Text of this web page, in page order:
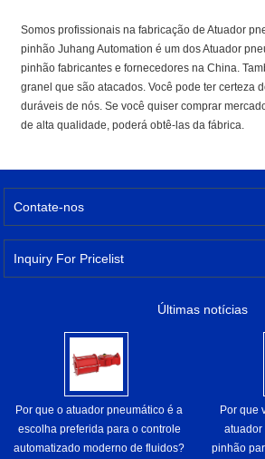
Somos profissionais na fabricação de Atuador
pinhão Juhang Automation é um dos Atuador
pinhão fabricantes e fornecedores na China.
granel que são atacados. Você pode ter certeza
duráveis ​​de nós. Se você quiser comprar
de alta qualidade, poderá obtê-las da fábrica.
Contate-nos
Inquiry For Pricelist
Últimas notícias
Por que o atuador pneumático é a
escolha preferida para o controle
automatizado moderno de fluidos?
Por que
atuador
pinhão